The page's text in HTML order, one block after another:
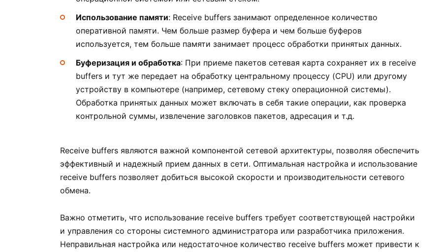
Использование памяти: Receive buffers занимают определенное количество
оперативной памяти. Чем больше размер буфера и чем больше буферов
используется, тем больше памяти занимает процесс обработки принятых данных.
Буферизация и обработка: При приеме пакетов сетевая карта сохраняет их в receive
buffers и тут же передает на обработку центральному процессу (CPU) или другому
устройству в компьютере (например, сетевому стеку операционной системы).
Обработка принятых данных может включать в себя такие операции, как проверка
контрольной суммы, извлечение заголовков пакетов, адресация и т.д.
Receive buffers являются важной компонентой сетевой архитектуры, позволяя обеспечить
эффективный и надежный прием данных в сети. Оптимальная настройка и использование
receive buffers позволяет добиться высокой скорости и производительности сетевого
обмена.
Важно отметить, что использование receive buffers требует соответствующей настройки
и управления со стороны системного администратора или разработчика приложения.
Неправильная настройка или недостаточное количество receive buffers может привести к